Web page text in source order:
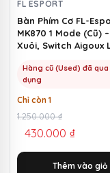
FL ESPORT
Bàn Phím Cơ FL-
MK870 1 Mode (Cũ)
Xuôi, Switch Aigoux
Hàng cũ (Used) đã qua
dụng
Chỉ còn 1
1.250.000₫
Giá
gốc
là:
430.000 ₫
Giá
hiện
tại
Thêm vào giỏ